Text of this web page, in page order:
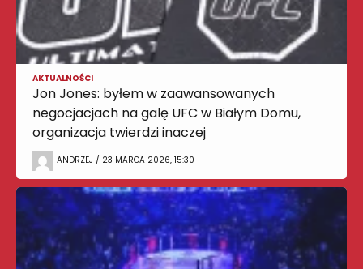
AKTUALNOŚCI
Jon Jones: byłem w zaawansowanych
negocjacjach na galę UFC w Białym Domu,
organizacja twierdzi inaczej
ANDRZEJ / 23 MARCA 2026, 15:30